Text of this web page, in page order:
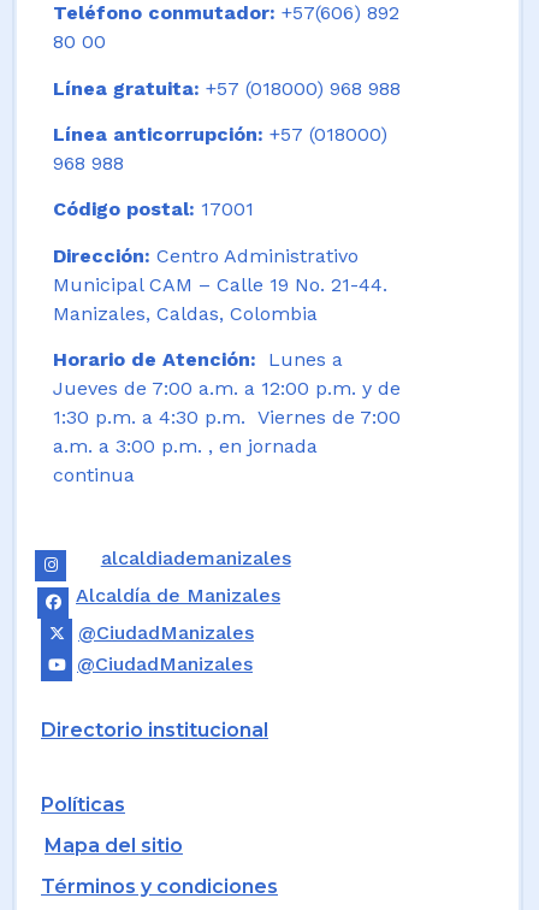
Teléfono conmutador: +57(606) 892
80 00
Línea gratuita: +57 (018000) 968 988
Línea anticorrupción: +57 (018000)
968 988
Código postal: 17001
Dirección: Centro Administrativo
Municipal CAM – Calle 19 No. 21-44.
Manizales, Caldas, Colombia
Horario de Atención: Lunes a
Jueves de 7:00 a.m. a 12:00 p.m. y de
1:30 p.m. a 4:30 p.m. Viernes de 7:00
a.m. a 3:00 p.m. , en jornada
continua
alcaldiademanizales
Alcaldía de Manizales
@CiudadManizales
@CiudadManizales
Directorio institucional
Políticas
Mapa del sitio
Términos y condiciones